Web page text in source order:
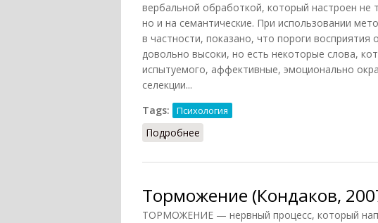
вербальной обработкой, который настроен не
но и на семантические. При использовании
в частности, показано, что пороги
довольно высоки, но есть некоторые слова,
испытуемого, аффективные, эмоционально
селекции...
Tags:
Психология
Подробнее
Торможение (Кондаков,
ТОРМОЖЕНИЕ — нервный процесс, который